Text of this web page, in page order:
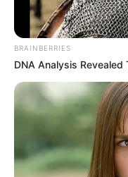
BRAINBERRIES
DNA Analysis